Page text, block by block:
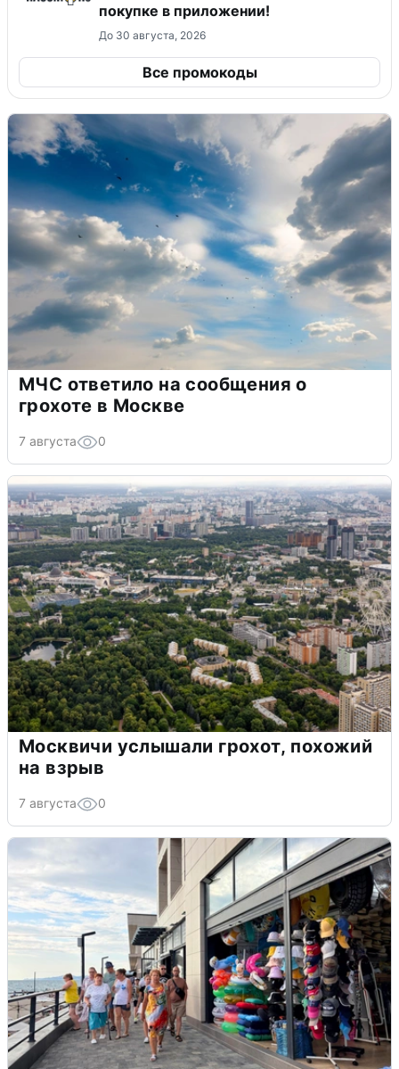
покупке в приложении!
До 30 августа, 2026
Все промокоды
МЧС ответило на сообщения о
грохоте в Москве
7 августа 0
Москвичи услышали грохот, похожий
на взрыв
7 августа 0